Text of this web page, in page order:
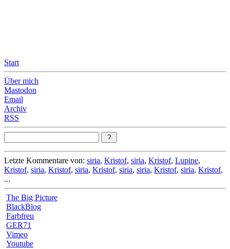
Start
Über mich
Mastodon
Email
Archiv
RSS
Letzte Kommentare von: siria, Kristof, siria, Kristof, Lupine,
Kristof, siria, Kristof, siria, Kristof, siria, siria, Kristof, siria, Kristof,
...
The Big Picture
BlackBlog
Farbfreu
GER71
Vimeo
Youtube